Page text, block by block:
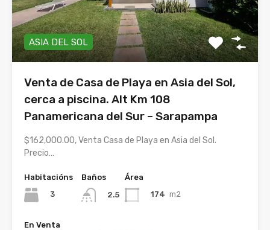
ASIA DEL SOL
Venta de Casa de Playa en Asia del Sol,
cerca a piscina. Alt Km 108
Panamericana del Sur – Sarapampa
$162,000.00, Venta Casa de Playa en Asia del Sol.
Precio…
Habitacións
3
Baños
2.5
Área
174 m2
En Venta